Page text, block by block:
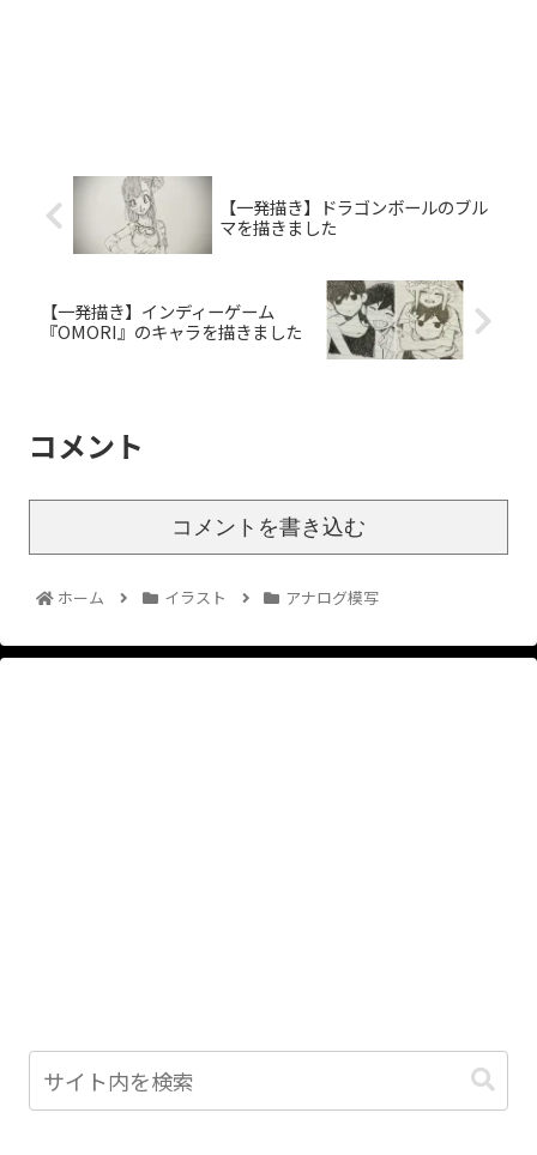
【一発描き】ドラゴンボールのブル
マを描きました
【一発描き】インディーゲーム
『OMORI』のキャラを描きました
コメント
コメントを書き込む
ホーム イラスト アナログ模写